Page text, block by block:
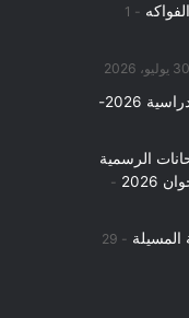
1
30 يوليو، 2026
بلاغ حول رزنامة الدخول المدرسي للسنة الدراسية 2026-
الرسمية
المسيلة
29